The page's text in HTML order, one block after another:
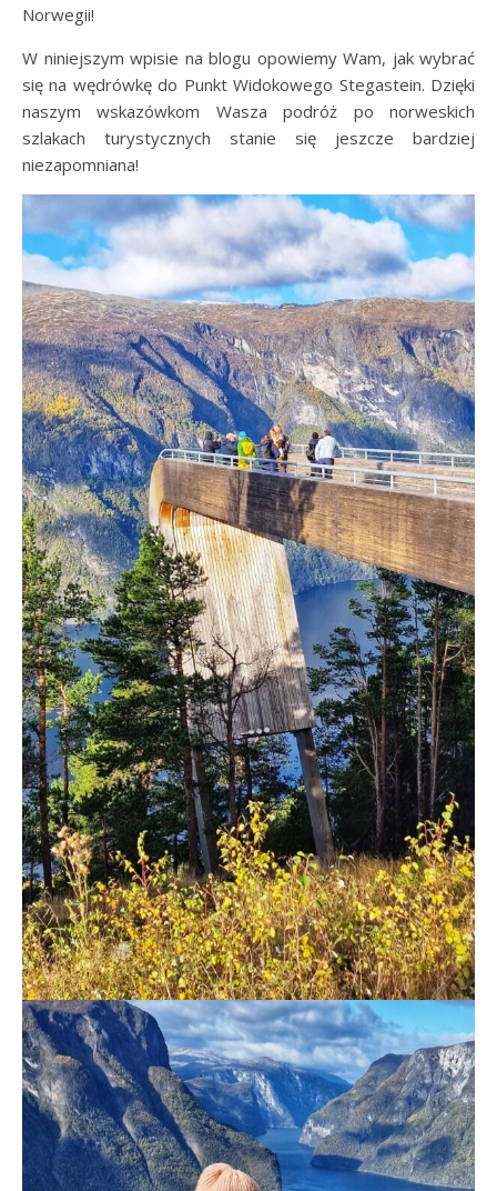
Norwegii!
W niniejszym wpisie na blogu opowiemy Wam, jak wybrać
się na wędrówkę do Punkt Widokowego Stegastein. Dzięki
naszym wskazówkom Wasza podróż po norweskich
szlakach turystycznych stanie się jeszcze bardziej
niezapomniana!